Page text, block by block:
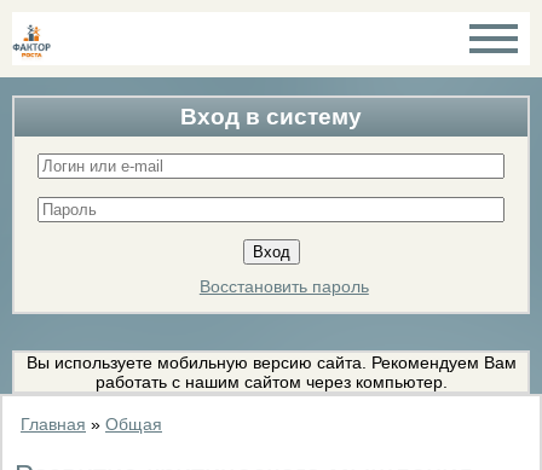
Вход в систему
Восстановить пароль
Вы используете мобильную версию сайта. Рекомендуем Вам
работать с нашим сайтом через компьютер.
Главная » Общая